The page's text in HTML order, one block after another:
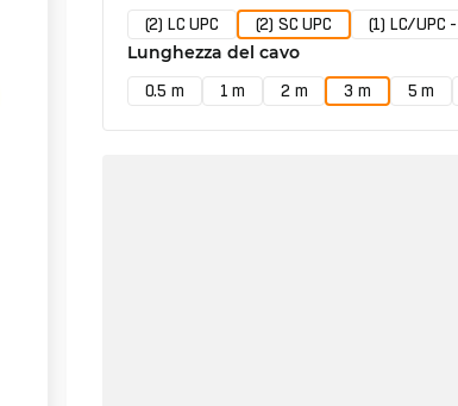
(2) LC UPC (2) SC UPC (1) LC/UPC
Lunghezza del cavo
0.5 m 1 m 2 m 3 m 5 m